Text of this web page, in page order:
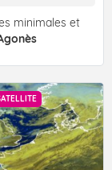
minimales et